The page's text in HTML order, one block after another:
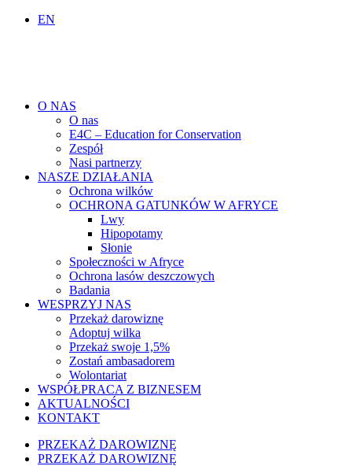
EN
O NAS
O nas
E4C – Education for Conservation
Zespół
Nasi partnerzy
NASZE DZIAŁANIA
Ochrona wilków
OCHRONA GATUNKÓW W AFRYCE
Lwy
Hipopotamy
Słonie
Społeczności w Afryce
Ochrona lasów deszczowych
Badania
WESPRZYJ NAS
Przekaż darowiznę
Adoptuj wilka
Przekaż swoje 1,5%
Zostań ambasadorem
Wolontariat
WSPÓŁPRACA Z BIZNESEM
AKTUALNOŚCI
KONTAKT
PRZEKAŻ DAROWIZNĘ
PRZEKAŻ DAROWIZNĘ